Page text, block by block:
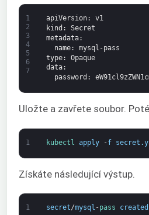
1
2
3
4
5
6
7
apiVersion: v1
kind : Secret
metadata:
name: mysql-pass
type: Opaque
data:
password :
Uložte a zavřete soubor.
1 kubectl apply -f secret .
Získáte následující výstup.
1 secret/mysql -pass created